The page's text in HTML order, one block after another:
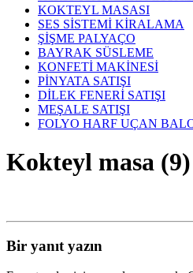
KOKTEYL MASASI
SES SİSTEMİ KİRALAMA
ŞİŞME PALYAÇO
BAYRAK SÜSLEME
KONFETİ MAKİNESİ
PİNYATA SATIŞI
DİLEK FENERİ SATIŞI
MEŞALE SATIŞI
FOLYO HARF UÇAN
Kokteyl masa (9)
Bir yanıt yazın